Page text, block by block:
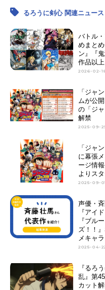
るろうに剣心 関連ニュース
バトル
めまと
ン』『
作品以上
2026-02-
「ジャ
ムが公
の「ジ
解禁
2025-09-
「ジャ
に幕張
ージ情
よりスタ
2025-09-
声優・
『アイ
『ブル
ズ！！
メキャ
2025-04-
『るろ
乱』第
カット解